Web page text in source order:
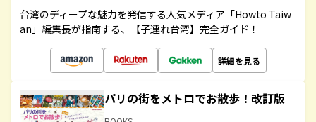
台湾のディープな魅力を発信する人気メディア「Howto Taiw
an」編集長が指南する、【子連れ台湾】完全ガイド！
詳細を見る
パリの街をメトロでお散歩！改訂版